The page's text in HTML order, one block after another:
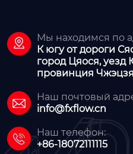

Мы находимся по
К югу от дороги
город Цяося, уезд
провинция

Наш почтовый
info@fxflow.cn

Наш телефон:
+86-18072111115